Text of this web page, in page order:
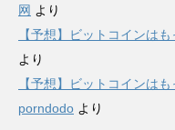
网 より
【予想】ビットコインは
より
【予想】ビットコインは
porndodo より